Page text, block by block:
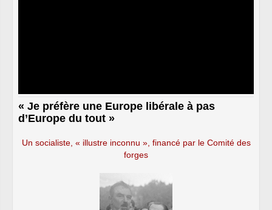
« Je préfère une Europe libérale à pas
d’Europe du tout »
Un socialiste, « illustre inconnu », financé par le Comité des
forges